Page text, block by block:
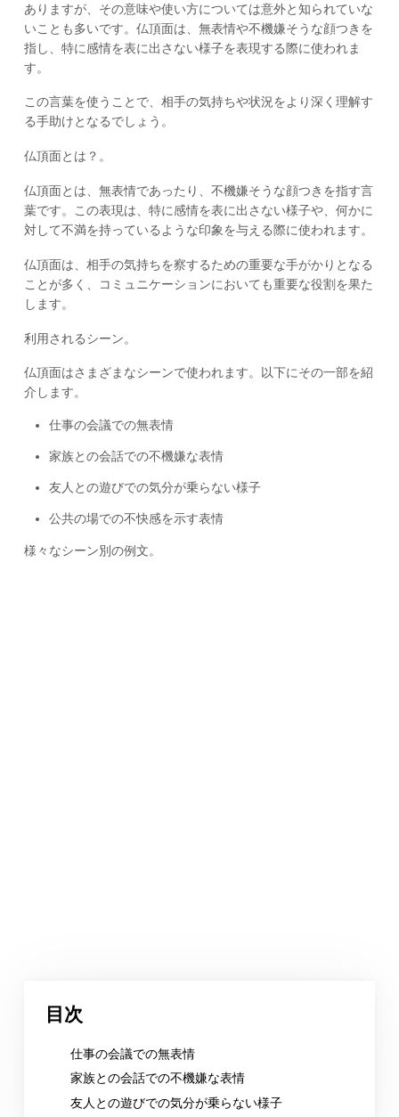
ありますが、その意味や使い方については意外と知られていな
いことも多いです。仏頂面は、無表情や不機嫌そうな顔つきを
指し、特に感情を表に出さない様子を表現する際に使われま
す。
この言葉を使うことで、相手の気持ちや状況をより深く理解す
る手助けとなるでしょう。
仏頂面とは？。
仏頂面とは、無表情であったり、不機嫌そうな顔つきを指す言
葉です。この表現は、特に感情を表に出さない様子や、何かに
対して不満を持っているような印象を与える際に使われます。
仏頂面は、相手の気持ちを察するための重要な手がかりとなる
ことが多く、コミュニケーションにおいても重要な役割を果た
します。
利用されるシーン。
仏頂面はさまざまなシーンで使われます。以下にその一部を紹
介します。
仕事の会議での無表情
家族との会話での不機嫌な表情
友人との遊びでの気分が乗らない様子
公共の場での不快感を示す表情
様々なシーン別の例文。
目次
仕事の会議での無表情
家族との会話での不機嫌な表情
友人との遊びでの気分が乗らない様子